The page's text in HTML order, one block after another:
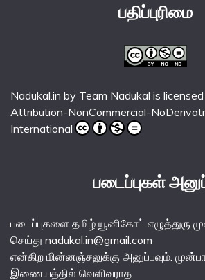
பதிப்புரிமை
Nadukal.in by Team Nadukal is
Attribution-NonCommercial-
International
படைப்புகள்
படைப்புகளை தமிழ் யூனிகோட் எழுத்துரு
செய்து nadukal.in@gmail.com
என்கிற மின்னஞ்சலுக்கு அனுப்பவும்.
இணையத்தில் வெளிவராத